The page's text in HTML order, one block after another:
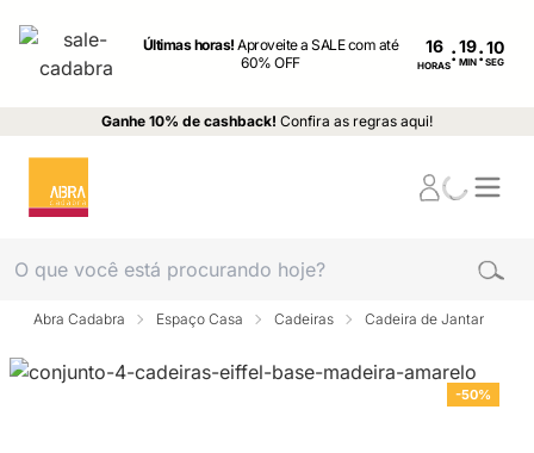
Últimas horas!Aproveite a SALE com até
60% OFF
16
HORAS: MIN : SEG
Ganhe 10% de cashback! Confira as regras aqui!
Abra Cadabra Espaço Casa Cadeiras Cadeira de Jantar
-50%